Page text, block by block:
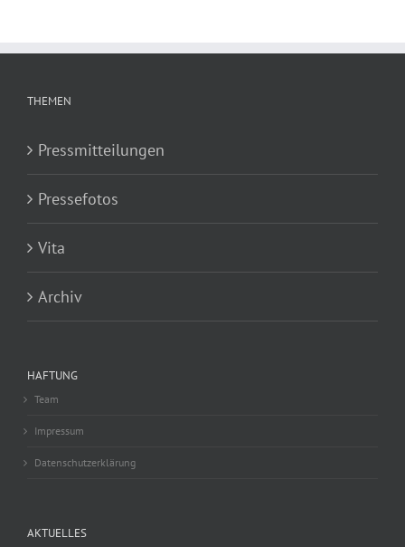
THEMEN
Pressmitteilungen
Pressefotos
Vita
Archiv
HAFTUNG
Team
Impressum
Datenschutzerklärung
AKTUELLES